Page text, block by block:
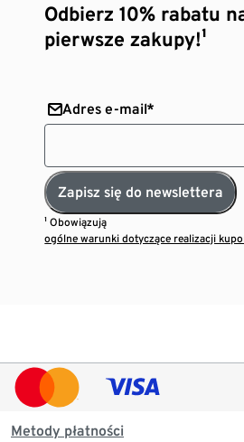
Odbierz 10% rabatu
pierwsze zakupy!¹
Adres e-mail*
Zapisz się do newslettera
¹ Obowiązują
ogólne warunki dotyczące realizacji
Metody płatności